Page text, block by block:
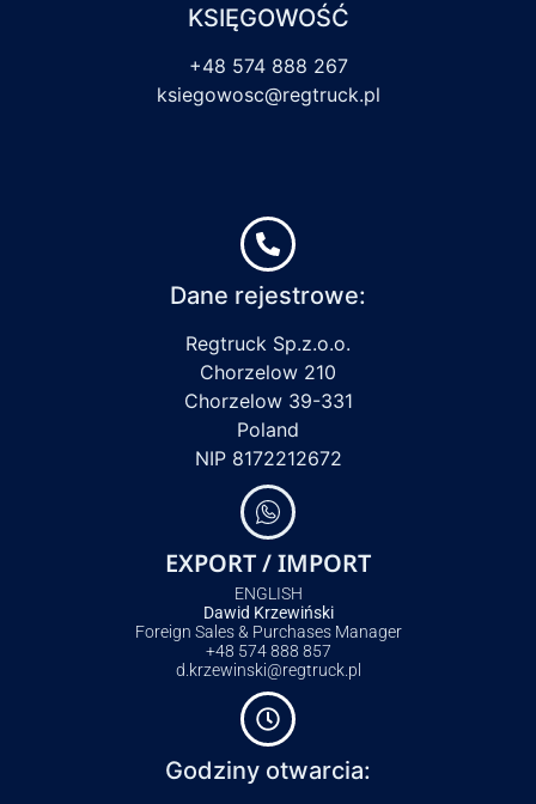
KSIĘGOWOŚĆ
+48 574 888 267
ksiegowosc@regtruck.pl
Dane rejestrowe:
Regtruck Sp.z.o.o.
Chorzelow 210
Chorzelow 39-331
Poland
NIP 8172212672
EXPORT / IMPORT
ENGLISH
Dawid Krzewiński
Foreign Sales & Purchases Manager
+48 574 888 857
d.krzewinski@regtruck.pl
Godziny otwarcia: